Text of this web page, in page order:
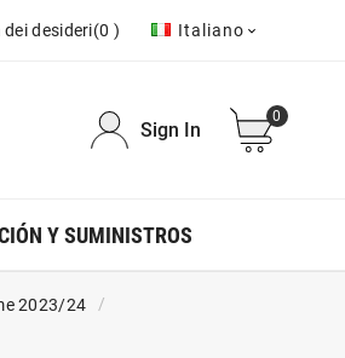
dei desideri(0 ) Italiano 
Sign In
0
Y SUMINISTROS
2023/24